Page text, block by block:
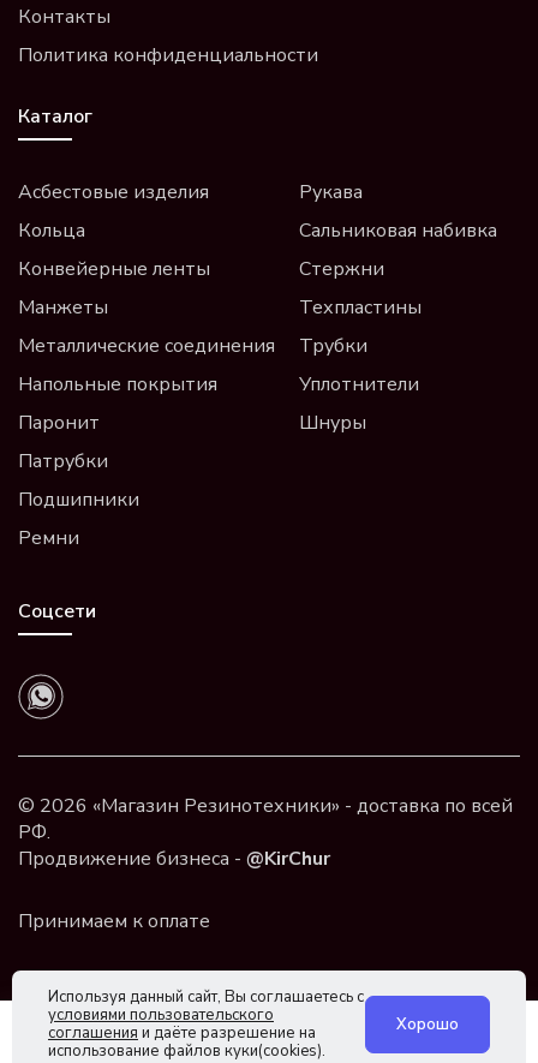
Контакты
Политика конфиденциальности
Каталог
Асбестовые изделия
Кольца
Конвейерные ленты
Манжеты
Металлические соединения
Напольные покрытия
Паронит
Патрубки
Подшипники
Ремни
Рукава
Сальниковая набивка
Стержни
Техпластины
Трубки
Уплотнители
Шнуры
Соцсети
© 2026 «Магазин Резинотехники» - доставка по всей
РФ.
Продвижение бизнеса - @KirChur
Используя данный сайт, Вы соглашаетесь с
условиями пользовательского
соглашения и даёте разрешение на
использование файлов куки(cookies).
Хорошо